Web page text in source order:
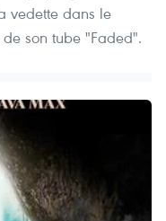
vedette dans le
son tube "Faded".